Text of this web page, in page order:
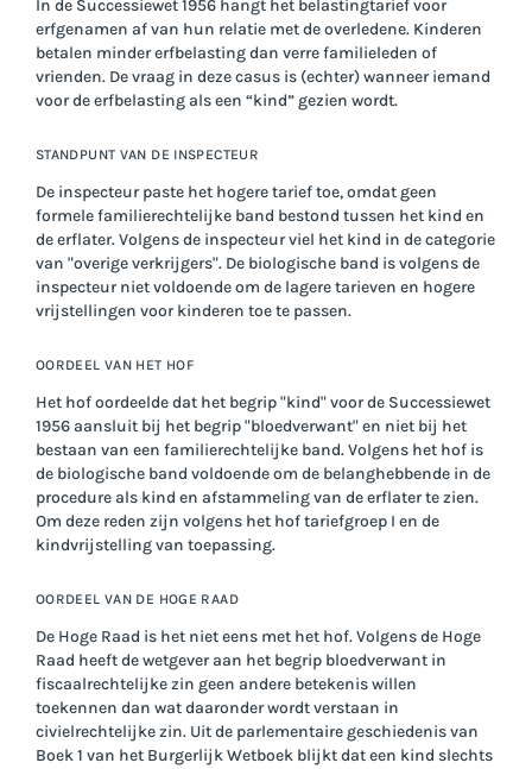
In de Successiewet 1956 hangt het belastingtarief voor
erfgenamen af van hun relatie met de overledene. Kinderen
betalen minder erfbelasting dan verre familieleden of
vrienden. De vraag in deze casus is (echter) wanneer iemand
voor de erfbelasting als een “kind” gezien wordt.
STANDPUNT VAN DE INSPECTEUR
De inspecteur paste het hogere tarief toe, omdat geen
formele familierechtelijke band bestond tussen het kind en
de erflater. Volgens de inspecteur viel het kind in de categorie
van "overige verkrijgers". De biologische band is volgens de
inspecteur niet voldoende om de lagere tarieven en hogere
vrijstellingen voor kinderen toe te passen.
OORDEEL VAN HET HOF
Het hof oordeelde dat het begrip "kind" voor de Successiewet
1956 aansluit bij het begrip "bloedverwant" en niet bij het
bestaan van een familierechtelijke band. Volgens het hof is
de biologische band voldoende om de belanghebbende in de
procedure als kind en afstammeling van de erflater te zien.
Om deze reden zijn volgens het hof tariefgroep I en de
kindvrijstelling van toepassing.
OORDEEL VAN DE HOGE RAAD
De Hoge Raad is het niet eens met het hof. Volgens de Hoge
Raad heeft de wetgever aan het begrip bloedverwant in
fiscaalrechtelijke zin geen andere betekenis willen
toekennen dan wat daaronder wordt verstaan in
civielrechtelijke zin. Uit de parlementaire geschiedenis van
Boek 1 van het Burgerlijk Wetboek blijkt dat een kind slechts